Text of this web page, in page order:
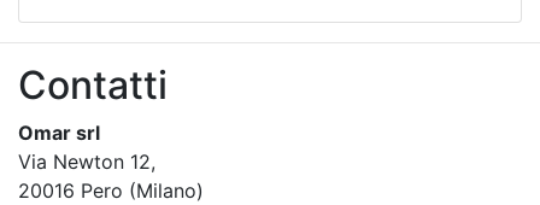
Contatti
Omar srl
Via Newton 12,
20016 Pero (Milano)